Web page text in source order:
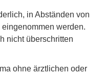
in Abständen von
werden.
nicht überschritten
ohne ärztlichen oder